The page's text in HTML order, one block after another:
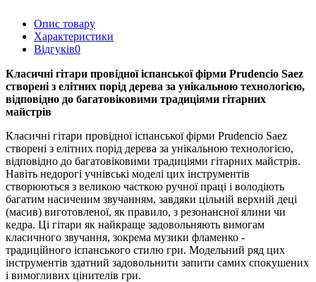
Опис товару
Характеристики
Відгуків0
Класичні гітари провідної іспанської фірми Prudencio Saez
створені з елітних порід дерева за унікальною технологією,
відповідно до багатовіковими традиціями гітарних
майстрів
Класичні гітари провідної іспанської фірми Prudencio Saez
створені з елітних порід дерева за унікальною технологією,
відповідно до багатовіковими традиціями гітарних майстрів.
Навіть недорогі учнівські моделі цих інструментів
створюються з великою часткою ручної праці і володіють
багатим насиченим звучанням, завдяки цільній верхній деці
(масив) виготовленої, як правило, з резонансної ялини чи
кедра. Ці гітари як найкраще задовольняють вимогам
класичного звучання, зокрема музики фламенко -
традиційного іспанського стилю гри. Модельний ряд цих
інструментів здатний задовольнити запити самих спокушених
і вимогливих цінителів гри.